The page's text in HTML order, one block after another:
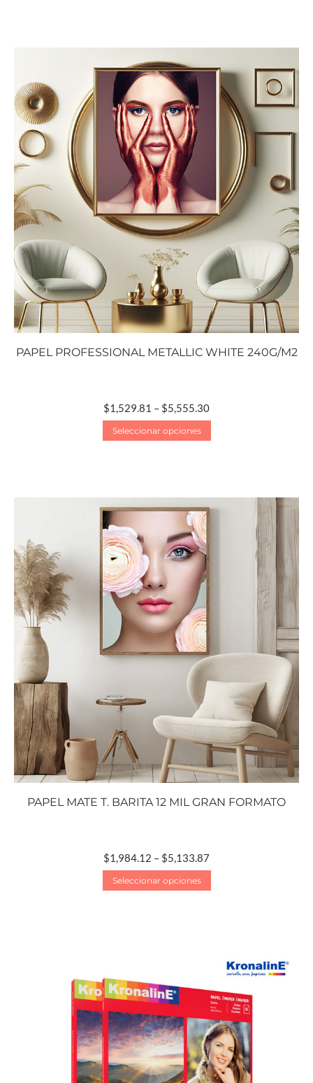
PAPEL PROFESSIONAL METALLIC WHITE 240G/M2
$1,529.81 – $5,555.30
Seleccionar opciones
PAPEL MATE T. BARITA 12 MIL GRAN FORMATO
$1,984.12 – $5,133.87
Seleccionar opciones